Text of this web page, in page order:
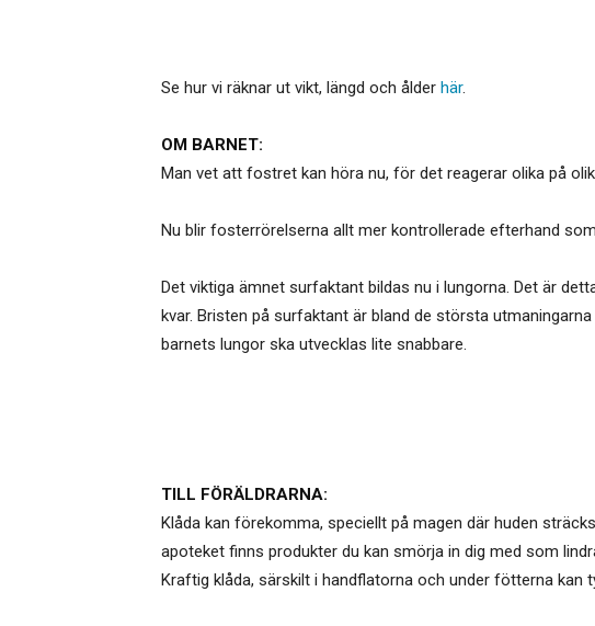
Se hur vi räknar ut vikt, längd och ålder här.
OM BARNET:
Man vet att fostret kan höra nu, för det reagerar olika på
Nu blir fosterrörelserna allt mer kontrollerade efterhand
Det viktiga ämnet surfaktant bildas nu i lungorna. Det är
kvar. Bristen på surfaktant är bland de största
barnets lungor ska utvecklas lite snabbare.
TILL FÖRÄLDRARNA:
Klåda kan förekomma, speciellt på magen där huden
apoteket finns produkter du kan smörja in dig med som
Kraftig klåda, särskilt i handflatorna och under fötterna